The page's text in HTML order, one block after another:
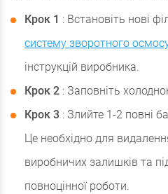
Крок 1 : Встановіть нові
систему зворотного
інструкцій виробника.
Крок 2 : Заповніть
Крок 3 : Злийте 1-2 повні
Це необхідно для
виробничих залишків та
повноцінної роботи.